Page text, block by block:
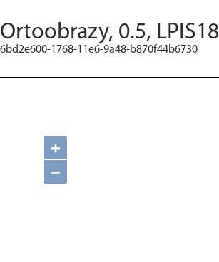
Ortoobrazy, 0.5,
6bd2e600-1768-11e6-9a48-b870f44b6730
+
−